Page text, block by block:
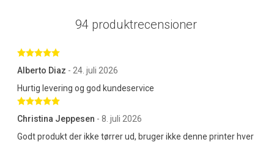
94 produktrecensioner
Betygsatt 5 av 5 stjärnor
Alberto Diaz - 24. juli 2026
Hurtig levering og god kundeservice
Betygsatt 5 av 5 stjärnor
Christina Jeppesen - 8. juli 2026
Godt produkt der ikke tørrer ud, bruger ikke denne printer hver